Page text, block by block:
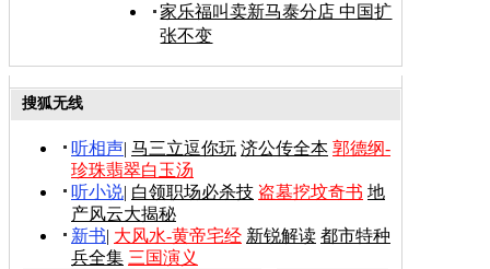
家乐福叫卖新马泰分店 中国扩
张不变
搜狐无线
听相声| 马三立逗你玩 济公传全本 郭德纲-
珍珠翡翠白玉汤
听小说| 白领职场必杀技 盗墓挖坟奇书 地
产风云大揭秘
新书| 大风水-黄帝宅经 新锐解读 都市特种
兵全集 三国演义